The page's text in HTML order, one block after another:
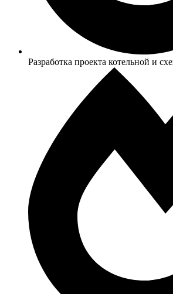
Разработка проекта котельной и